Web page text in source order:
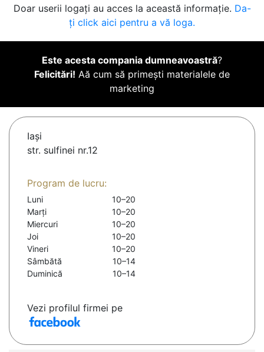
Doar userii logați au acces la această informație. Da-
ți click aici pentru a vă loga.
Este acesta compania dumneavoastră?
Felicitări! Aă cum să primești materialele de
marketing
Iaşi
str. sulfinei nr.12
Program de lucru:
Luni
10–20
Marți
10–20
Miercuri
10–20
Joi
10–20
Vineri
10–20
Sâmbătă
10–14
Duminică
10–14
Vezi profilul firmei pe